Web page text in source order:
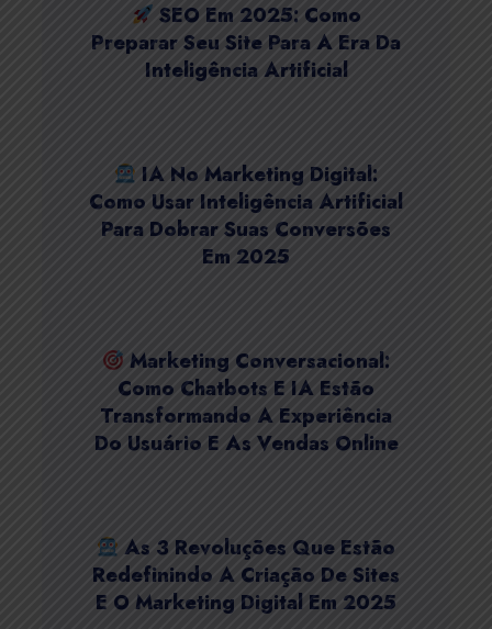
SEO Em 2025: Como
Preparar Seu Site Para A Era Da
Inteligência Artificial
IA No Marketing Digital:
Como Usar Inteligência Artificial
Para Dobrar Suas Conversões
Em 2025
Marketing Conversacional:
Como Chatbots E IA Estão
Transformando A Experiência
Do Usuário E As Vendas Online
As 3 Revoluções Que Estão
Redefinindo A Criação De Sites
E O Marketing Digital Em 2025